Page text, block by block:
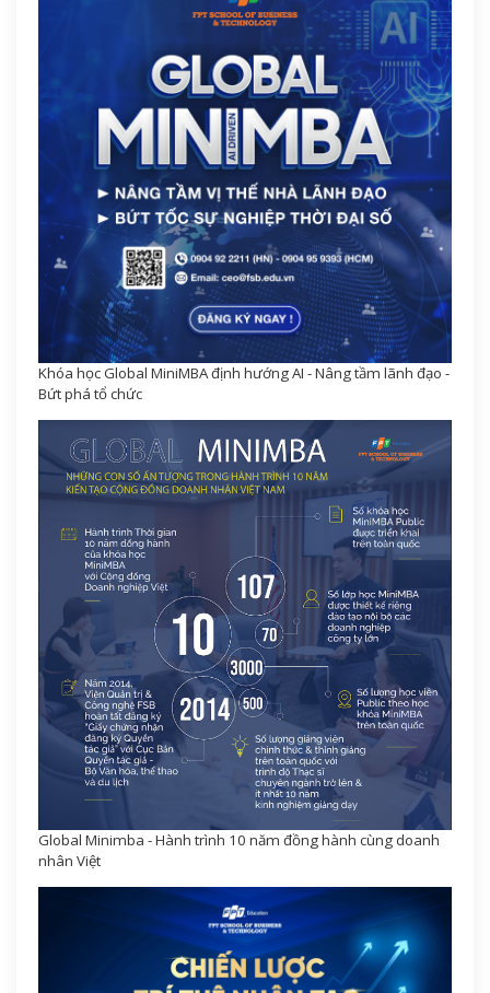
Khóa học Global MiniMBA định hướng AI - Nâng tầm lãnh đạo -
Bứt phá tổ chức
Global Minimba - Hành trình 10 năm đồng hành cùng doanh
nhân Việt